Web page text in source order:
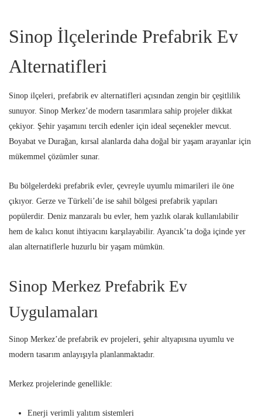
Sinop İlçelerinde Prefabrik Ev
Alternatifleri
Sinop ilçeleri, prefabrik ev alternatifleri açısından zengin bir çeşitlilik
sunuyor. Sinop Merkez’de modern tasarımlara sahip projeler dikkat
çekiyor. Şehir yaşamını tercih edenler için ideal seçenekler mevcut.
Boyabat ve Durağan, kırsal alanlarda daha doğal bir yaşam arayanlar için
mükemmel çözümler sunar.
Bu bölgelerdeki prefabrik evler, çevreyle uyumlu mimarileri ile öne
çıkıyor. Gerze ve Türkeli’de ise sahil bölgesi prefabrik yapıları
popülerdir. Deniz manzaralı bu evler, hem yazlık olarak kullanılabilir
hem de kalıcı konut ihtiyacını karşılayabilir. Ayancık’ta doğa içinde yer
alan alternatiflerle huzurlu bir yaşam mümkün.
Sinop Merkez Prefabrik Ev
Uygulamaları
Sinop Merkez’de prefabrik ev projeleri, şehir altyapısına uyumlu ve
modern tasarım anlayışıyla planlanmaktadır.
Merkez projelerinde genellikle:
Enerji verimli yalıtım sistemleri